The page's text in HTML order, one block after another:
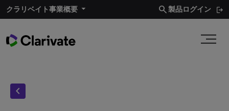
クラリベイト事業概要​ search製品ログイン
chevron_left